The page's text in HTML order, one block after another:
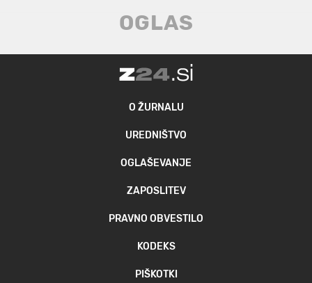
O ŽURNALU
UREDNIŠTVO
OGLAŠEVANJE
ZAPOSLITEV
PRAVNO OBVESTILO
KODEKS
PIŠKOTKI